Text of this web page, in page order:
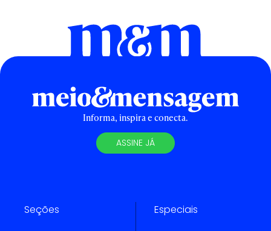
Informa, inspira e conecta.
ASSINE JÁ
Seções Especiais